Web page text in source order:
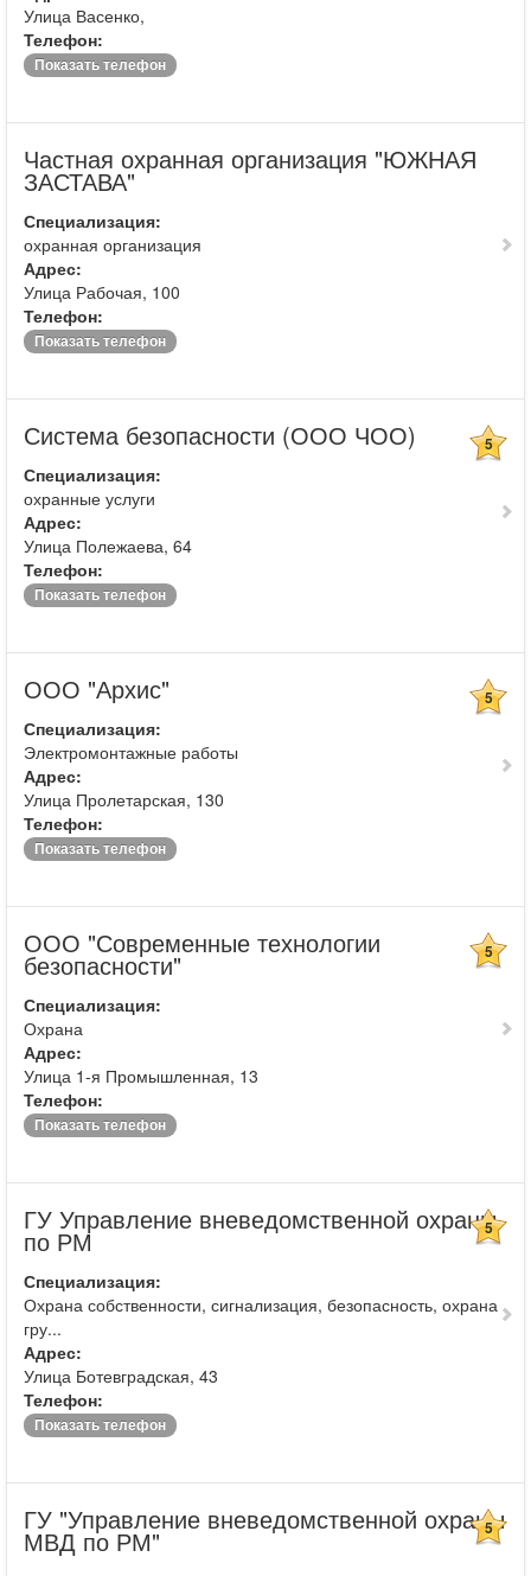
Улица Васенко,
Телефон:
Показать телефон
Частная охранная организация "ЮЖНАЯ
ЗАСТАВА"
Специализация:
охранная организация
Адрес:
Улица Рабочая, 100
Телефон:
Показать телефон
Система безопасности (ООО ЧОО) 5
Специализация:
охранные услуги
Адрес:
Улица Полежаева, 64
Телефон:
Показать телефон
ООО "Архис" 5
Специализация:
Электромонтажные работы
Адрес:
Улица Пролетарская, 130
Телефон:
Показать телефон
ООО "Современные технологии
безопасности" 5
Специализация:
Охрана
Адрес:
Улица 1-я Промышленная, 13
Телефон:
Показать телефон
ГУ Управление вневедомственной охраны
по РМ 5
Специализация:
Охрана собственности, сигнализация, безопасность, охрана
гру...
Адрес:
Улица Ботевградская, 43
Телефон:
Показать телефон
ГУ "Управление вневедомственной охраны
МВД по РМ" 5